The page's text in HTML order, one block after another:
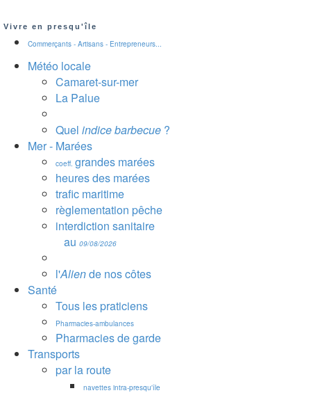
Vivre en presqu'île
Commerçants - Artisans - Entrepreneurs...
Météo locale
Camaret-sur-mer
La Palue
Quel indice barbecue ?
Mer - Marées
coeff. grandes marées
heures des marées
trafic maritime
règlementation pêche
interdiction sanitaire
au 09/08/2026
l'Aliende nos côtes
Santé
Tous les praticiens
Pharmacies-ambulances
Pharmacies de garde
Transports
par la route
navettes intra-presqu'île